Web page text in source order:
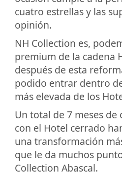
cuatro estrellas y las
opinión.
NH Collection es,
premium de la cadena
después de esta
podido entrar dentro
más elevada de los
Un total de 7 meses de
con el Hotel cerrado
una transformación
que le da muchos
Collection Abascal.